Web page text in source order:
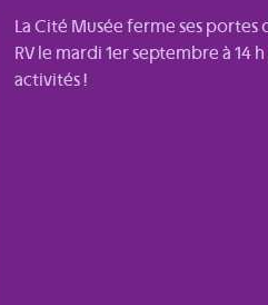
La Cité Musée ferme ses
RV le mardi 1er septembre à 14
activités !